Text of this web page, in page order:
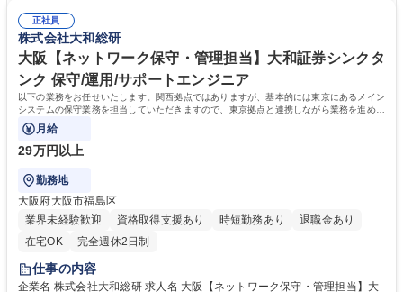
クタンク
務を通して金融・資本市場の発展への高い貢献を実感することができま
す。 ■政府が実効性のある施策を実施出来るよう、制度調査のエキスパー
トとしての立場から提言をすることができます。 学歴・資格 学歴：大学
院 大学 語学力： 資格：
正社員
株式会社大和総研
大阪【ネットワーク保守・管理担当】大和証券シンクタ
ンク 保守/運用/サポートエンジニア
以下の業務をお任せいたします。関西拠点ではありますが、基本的には東京にあるメイン
システムの保守業務を担当していただきますので、東京拠点と連携しながら業務を進めて
いただきます。
月給
29万円以上
勤務地
大阪府大阪市福島区
業界未経験歓迎
資格取得支援あり 時短勤務あり
退職金あり
在宅OK
完全週休2日制
仕事の内容
企業名 株式会社大和総研 求人名 大阪【ネットワーク保守・管理担当】大